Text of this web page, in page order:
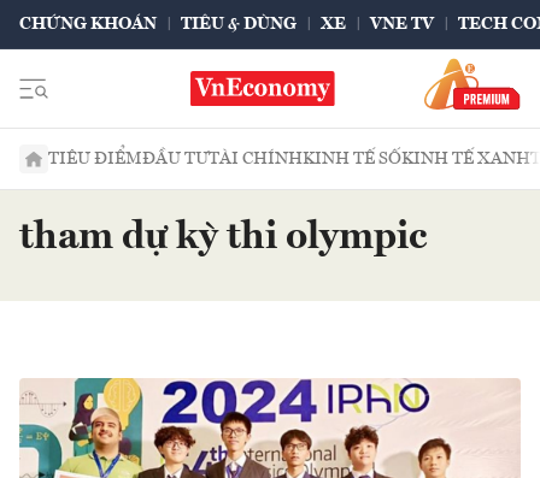
CHỨNG KHOÁN TIÊU & DÙNG XE VNE TV TECH
TIÊU ĐIỂMĐẦU TƯTÀI CHÍNHKINH TẾ SỐKINH TẾ XANH
tham dự kỳ thi olympic